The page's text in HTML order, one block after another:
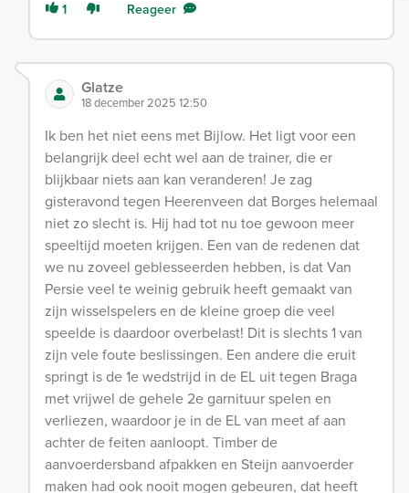
1 Reageer
Glatze
18 december 2025 12:50
Ik ben het niet eens met Bijlow. Het ligt voor een
belangrijk deel echt wel aan de trainer, die er
blijkbaar niets aan kan veranderen! Je zag
gisteravond tegen Heerenveen dat Borges helemaal
niet zo slecht is. Hij had tot nu toe gewoon meer
speeltijd moeten krijgen. Een van de redenen dat
we nu zoveel geblesseerden hebben, is dat Van
Persie veel te weinig gebruik heeft gemaakt van
zijn wisselspelers en de kleine groep die veel
speelde is daardoor overbelast! Dit is slechts 1 van
zijn vele foute beslissingen. Een andere die eruit
springt is de 1e wedstrijd in de EL uit tegen Braga
met vrijwel de gehele 2e garnituur spelen en
verliezen, waardoor je in de EL van meet af aan
achter de feiten aanloopt. Timber de
aanvoerdersband afpakken en Steijn aanvoerder
maken had ook nooit mogen gebeuren, dat heeft